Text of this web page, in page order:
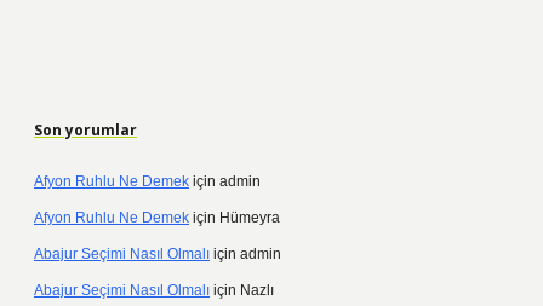
Son yorumlar
Afyon Ruhlu Ne Demek için admin
Afyon Ruhlu Ne Demek için Hümeyra
Abajur Seçimi Nasıl Olmalı için admin
Abajur Seçimi Nasıl Olmalı için Nazlı